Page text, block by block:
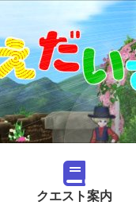
クエスト案内